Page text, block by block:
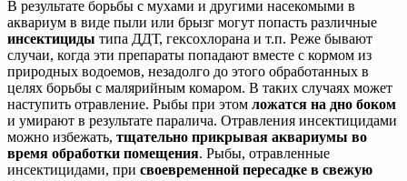
В результате борьбы с мухами и другими насекомыми в
аквариум в виде пыли или брызг могут попасть различные
инсектициды типа ДДТ, гексохлорана и т.п. Реже бывают
случаи, когда эти препараты попадают вместе с кормом из
природных водоемов, незадолго до этого обработанных в
целях борьбы с малярийным комаром. В таких случаях может
наступить отравление. Рыбы при этом ложатся на дно боком
и умирают в результате паралича. Отравления инсектицидами
можно избежать, тщательно прикрывая аквариумы во
время обработки помещения. Рыбы, отравленные
инсектицидами, при своевременной пересадке в свежую